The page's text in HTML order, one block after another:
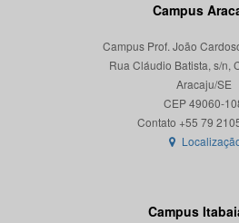
Campus
Campus Prof. João
Rua Cláudio Batista, s/n,
Aracaju/SE
CEP 49060-
Campus